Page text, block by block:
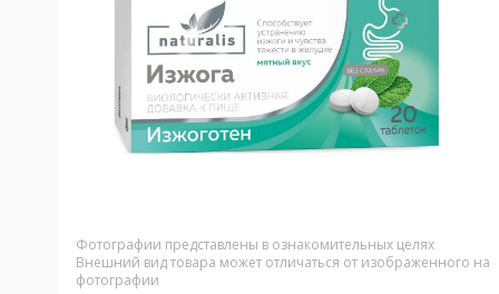
Фотографии представлены в ознакомительных целях
Внешний вид товара может отличаться от изображенного на
фотографии